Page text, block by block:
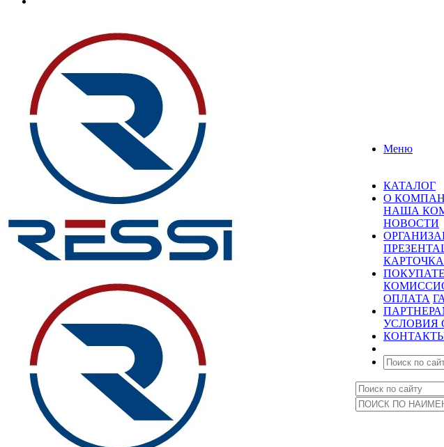
Меню
КАТАЛОГ
О
НАША
НОВОСТИ
ОПЛАТА
УСЛОВИЯ